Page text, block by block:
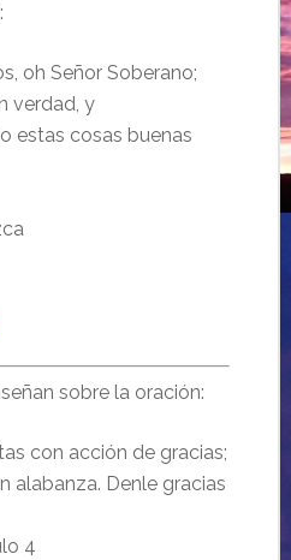
oh Señor Soberano;
verdad, y
estas cosas buenas
sobre la oración:
con acción de gracias;
alabanza. Denle gracias
4